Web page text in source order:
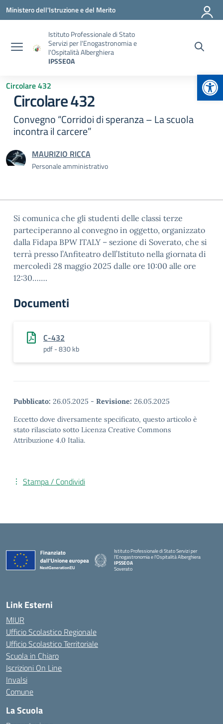
Vai ai contenuti
Vai al menu di navigazione
Vai al footer
Ministero dell'Istruzione e del Merito
Istituto Professionale di Stato
Servizi per l'Enogastronomia e
l'Ospitalità Alberghiera
IPSSEOA
Circolare 432
Circolare 432
Convegno “Corridoi di speranza – La scuola
incontra il carcere”
MAURIZIO RICCA
Personale amministrativo
Si comunica che gli studenti delle classi terze
parteciperanno al convegno in oggetto, organizzato
dalla Fidapa BPW ITALY – sezione di Soverato, che si
terrà presso l’Anfiteatro dell’Istituto nella giornata di
mercoledì 28 maggio 2025 dalle ore 10:00 alle ore
12:30…….
Documenti
C-432
pdf - 830 kb
Pubblicato: 26.05.2025 - Revisione: 26.05.2025
Eccetto dove diversamente specificato, questo articolo è
stato rilasciato sotto Licenza Creative Commons
Attribuzione 4.0 Italia.
Stampa / Condividi
Istituto Professionale di Stato Servizi per
l'Enogastronomia e l'Ospitalità Alberghiera
IPSSEOA
Soverato
Link Esterni
MIUR
Ufficio Scolastico Regionale
Ufficio Scolastico Territoriale
Scuola in Chiaro
Iscrizioni On Line
Invalsi
Comune
La Scuola